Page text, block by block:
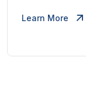
Learn More